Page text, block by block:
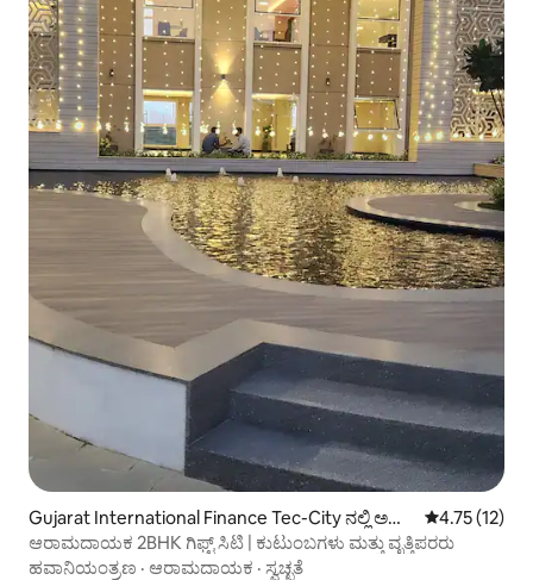
Gujarat International Finance Tec-City ನಲ್ಲಿ ಅ
ಪಾರ್ಟ್‌ಮಂಟ್
5 ರಲ್ಲಿ 4.75
4.75 (12)
ಆರಾಮದಾಯಕ 2BHK ಗಿಫ್ಟ್ ಸಿಟಿ | ಕುಟುಂಬಗಳು ಮತ್ತು ವೃತ್ತಿಪರರು
ಹವಾನಿಯಂತ್ರಣ · ಆರಾಮದಾಯಕ · ಸ್ವಚ್ಛತೆ